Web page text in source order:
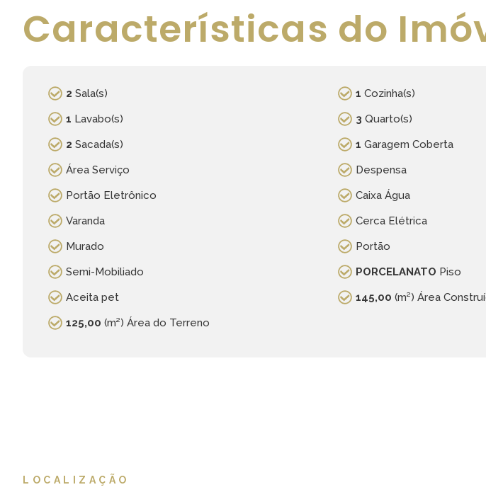
Características do
2 Sala(s) 1 Cozinha(s)
1 Lavabo(s) 3 Quarto(s)
2 Sacada(s) 1 Garagem Coberta
Área Serviço
Despensa
Portão Eletrônico
Caixa Água
Varanda
Cerca Elétrica
Murado
Portão
Semi-Mobiliado
PORCELANATO Piso
Aceita pet
145,00 (m²) Área
125,00 (m²) Área do Terreno
LOCALIZAÇÃO